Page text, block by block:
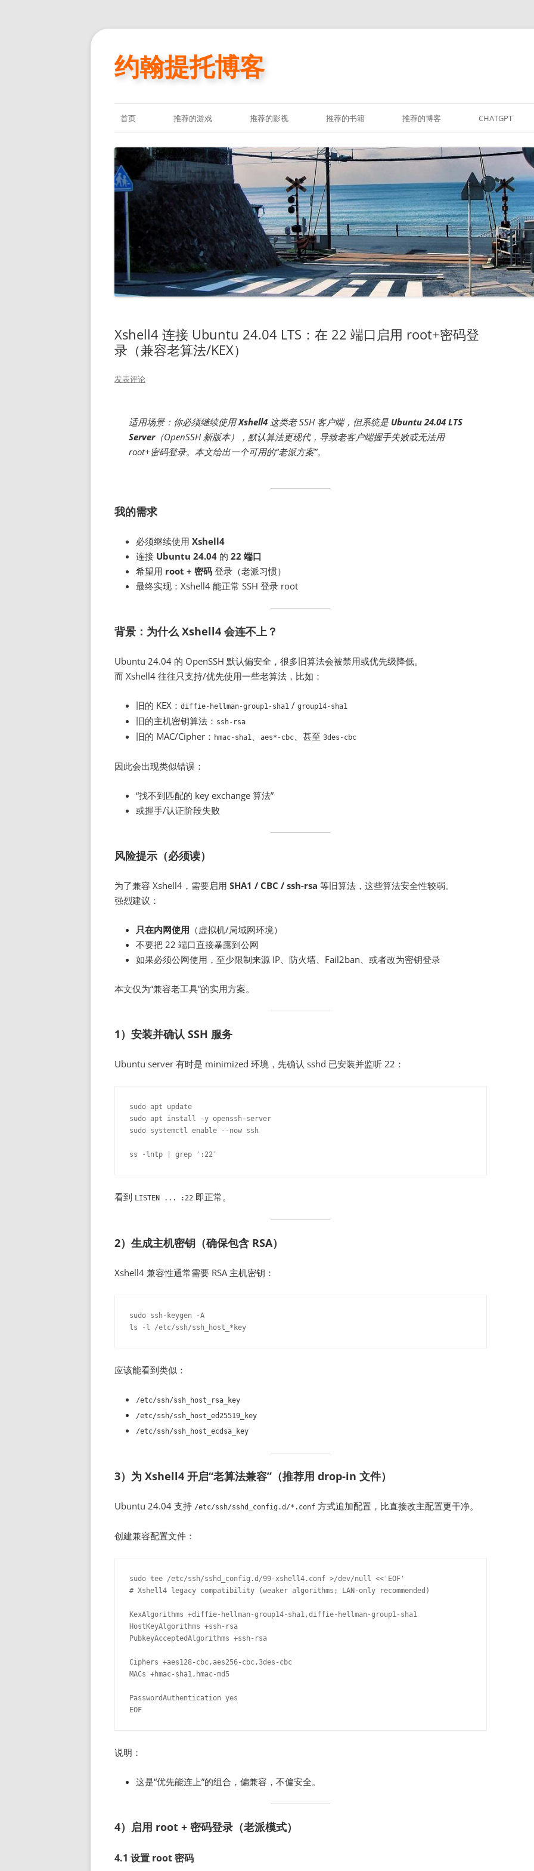
约翰提托博客
至
正
首页 推荐的游戏 推荐的影视 推荐的书籍 推荐的博客 CHATGPT
Xshell4 连接 Ubuntu 24.04 LTS：在 22 端口启用 root+密码登
录（兼容老算法/KEX）
发表评论
适用场景：你必须继续使用Xshell4 这类老 SSH 客户端，但系统是 Ubuntu 24.04 LTS
Server（OpenSSH 新版本），默认算法更现代，导致老客户端握手失败或无法用
root+密码登录。本文给出一个可用的“老派方案”。
我的需求
必须继续使用 Xshell4
连接 Ubuntu 24.04 的 22 端口
希望用 root + 密码 登录（老派习惯）
最终实现：Xshell4 能正常 SSH 登录 root
背景：为什么 Xshell4 会连不上？
Ubuntu 24.04 的 OpenSSH 默认偏安全，很多旧算法会被禁用或优先级降低。
而 Xshell4 往往只支持/优先使用一些老算法，比如：
旧的 KEX： diffie-hellman-group1-sha1 / group14-sha1
旧的主机密钥算法： ssh-rsa
旧的 MAC/Cipher： hmac-sha1 aes*-cbc 、甚至 3des-cbc
因此会出现类似错误：
“找不到匹配的 key exchange 算法”
或握手/认证阶段失败
风险提示（必须读）
为了兼容 Xshell4，需要启用 SHA1 / CBC / ssh-rsa 等旧算法，这些算法安全性较弱。
强烈建议：
只在内网使用 （虚拟机/局域网环境）
不要把 22 端口直接暴露到公网
如果必须公网使用，至少限制来源 IP、防火墙、Fail2ban、或者改为密钥登录
本文仅为“兼容老工具”的实用方案。
1）安装并确认 SSH 服务
Ubuntu server 有时是 minimized 环境，先确认 sshd 已安装并监听 22：
sudo apt update
sudo apt install -y openssh-server
sudo systemctl enable --now ssh
看到 LISTEN ... :22 即正常。
2）生成主机密钥（确保包含 RSA）
Xshell4 兼容性通常需要 RSA 主机密钥：
sudo ssh-keygen -A
应该能看到类似：
/etc/ssh/ssh_host_rsa_key
/etc/ssh/ssh_host_ed25519_key
/etc/ssh/ssh_host_ecdsa_key
3）为 Xshell4 开启“老算法兼容”（推荐用 drop-in 文件）
Ubuntu 24.04 支持 /etc/ssh/sshd_config.d/*.conf 方式追加配置，比直接改主配置更干净。
创建兼容配置文件：
sudo tee /etc/ssh/sshd_config.d/99-xshell4.conf >/dev/null <<'EOF'
# Xshell4 legacy compatibility (weaker algorithms; LAN-only recommended)
KexAlgorithms +diffie-hellman-group14-sha1,diffie-hellman-group1-sha1
HostKeyAlgorithms +ssh-rsa
PubkeyAcceptedAlgorithms +ssh-rsa
Ciphers +aes128-cbc,aes256-cbc,3des-cbc
MACs +hmac-sha1,hmac-md5
PasswordAuthentication yes
说明：
这是“优先能连上”的组合，偏兼容，不偏安全。
4）启用 root + 密码登录（老派模式）
4.1 设置 root 密码